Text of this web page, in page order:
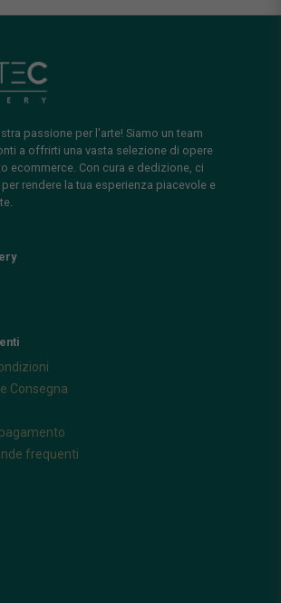
passione per l'arte! Siamo un team
a offrirti una vasta selezione di opere
ecommerce. Con cura e dedizione, ci
rendere la tua esperienza piacevole e
Consegna
frequenti